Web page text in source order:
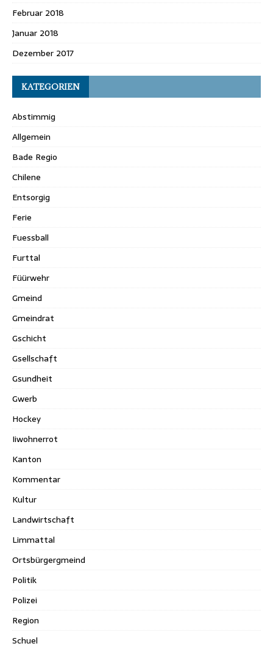
Februar 2018
Januar 2018
Dezember 2017
KATEGORIEN
Abstimmig
Allgemein
Bade Regio
Chilene
Entsorgig
Ferie
Fuessball
Furttal
Füürwehr
Gmeind
Gmeindrat
Gschicht
Gsellschaft
Gsundheit
Gwerb
Hockey
Iiwohnerrot
Kanton
Kommentar
Kultur
Landwirtschaft
Limmattal
Ortsbürgergmeind
Politik
Polizei
Region
Schuel